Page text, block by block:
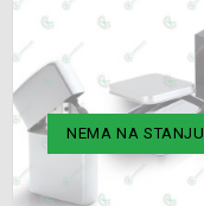
NEMA NA STANJU